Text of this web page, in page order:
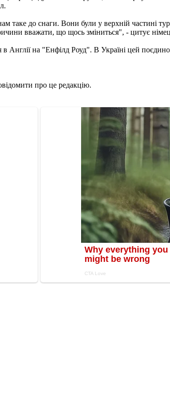
до снаги. Вони були у верхній частині
вважати, що щось зміниться", - цитує
Англії на "Енфілд Роуд". В Україні цей
про це редакцію.